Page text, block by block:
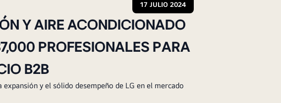
17 JULIO 2024
Y AIRE ACONDICIONADO
PROFESIONALES PARA
B2B
y el sólido desempeño de LG en el mercado